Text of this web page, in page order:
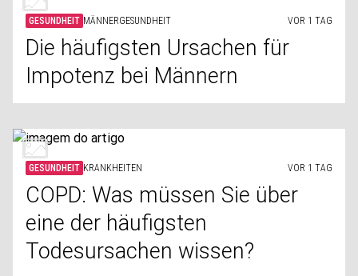
GESUNDHEIT MÄNNERGESUNDHEIT VOR 1 TAG
Die häufigsten Ursachen für
Impotenz bei Männern
GESUNDHEIT KRANKHEITEN VOR 1 TAG
COPD: Was müssen Sie über
eine der häufigsten
Todesursachen wissen?